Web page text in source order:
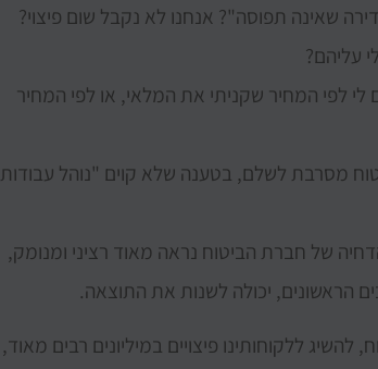
שאינה תפוסה"? אנחנו לא נקבל שום פיצוי?
עליהם?
לפי המחיר שקניתי את המלאי, או לפי המחיר
מסרבת לשלם, בטענה שלא קוים "נוהל עבודות
של חברת הביטוח נראה מאוד רציני ומנומק,
הראשונים, יכולה לשנות את התוצאה.
ללקוחותינו פיצויים במיליונים רבים מאוד,